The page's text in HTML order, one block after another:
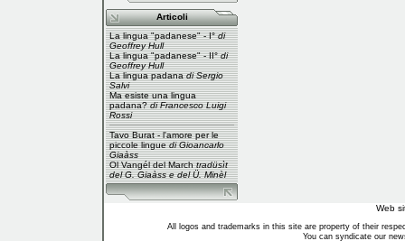
Articoli
La lingua "padanese" - I° di
Geoffrey Hull
La lingua "padanese" - II° di
Geoffrey Hull
La lingua padana di Sergio
Salvi
Ma esiste una lingua
padana? di Francesco Luigi
Rossi
Tavo Burat - l'amore per le
piccole linguedi Gioancarlo
Giaàss
Ol Vangél del March tradüsìt
del G. Giaàss e del Ü. Minèl
Web
All logos and trademarks in this site are property of their
You can syndicate our